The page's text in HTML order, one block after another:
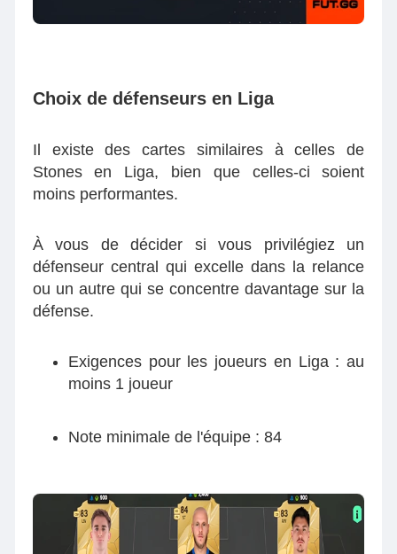
Choix de défenseurs en Liga
Il existe des cartes similaires à celles de
Stones en Liga, bien que celles-ci soient
moins performantes.
À vous de décider si vous privilégiez un
défenseur central qui excelle dans la relance
ou un autre qui se concentre davantage sur la
défense.
Exigences pour les joueurs en Liga : au
moins 1 joueur
Note minimale de l'équipe : 84